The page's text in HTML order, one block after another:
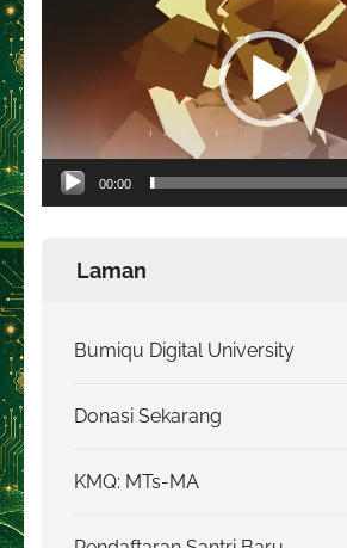
00:00
Laman
Bumiqu Digital University
Donasi Sekarang
KMQ: MTs-MA